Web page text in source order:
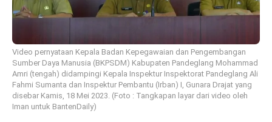
Video pernyataan Kepala Badan Kepegawaian dan Pengembangan
Sumber Daya Manusia (BKPSDM) Kabupaten Pandeglang Mohammad
Amri (tengah) didampingi Kepala Inspektur Inspektorat Pandeglang Ali
Fahmi Sumanta dan Inspektur Pembantu (Irban) I, Gunara Drajat yang
disebar Kamis, 18 Mei 2023. (Foto : Tangkapan layar dari video oleh
Iman untuk BantenDaily)